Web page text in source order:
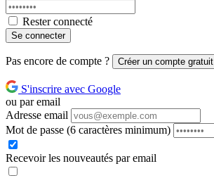
Rester connecté
Se connecter
Pas encore de compte ? Créer un compte gratuit
S'inscrire avec Google
ou par email
Adresse email
Mot de passe (6 caractères minimum)
Recevoir les nouveautés par email